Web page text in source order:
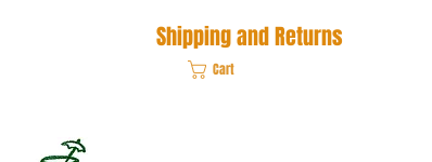
Shipping and Returns
Cart